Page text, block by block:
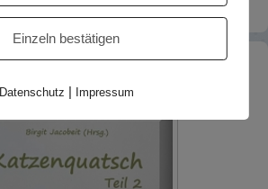
Einzeln bestätigen
Datenschutz | Impressum